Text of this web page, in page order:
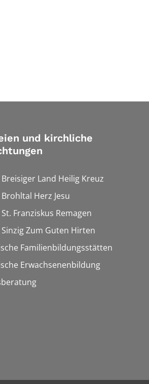
und kirchliche
Land Heilig Kreuz
Herz Jesu
Franziskus Remagen
Zum Guten Hirten
Familienbildungsstätten
Erwachsenenbildung